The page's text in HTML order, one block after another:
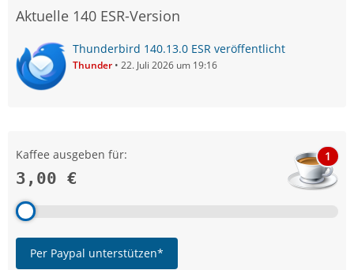
Aktuelle 140 ESR-Version
Thunderbird 140.13.0 ESR veröffentlicht
Thunder 22. Juli 2026 um 19:16
Kaffee ausgeben für:
3,00 €
1
Per Paypal unterstützen*